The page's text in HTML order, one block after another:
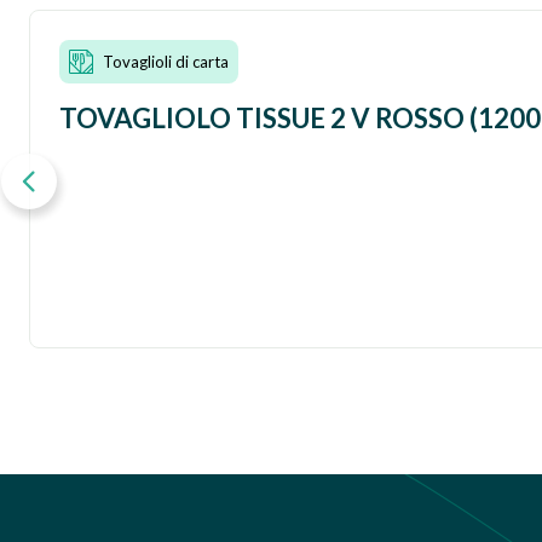
Tovaglioli di carta
TOVAGLIOLO TISSUE 2 V ROSSO